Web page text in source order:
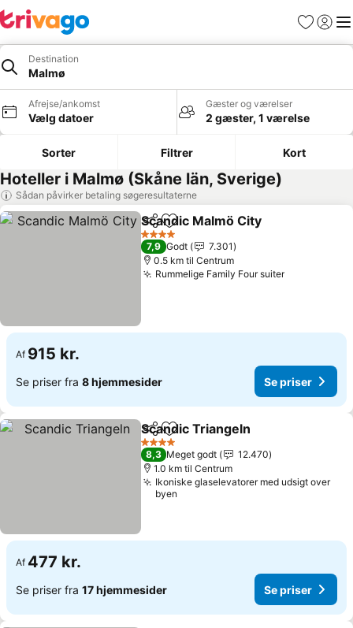
Favoritter
Log ind
Destination
Malmø
Afrejse/ankomst
Vælg datoer
Gæster og værelser
2 gæster, 1 værelse
Sorter Filtrer Kort
Hoteller i Malmø (Skåne län, Sverige)
Sådan påvirker betaling søgeresultaterne
Del Føj til favoritter
Scandic Malmö City
4 Stjerner
7,9 Godt
7.301
0.5 km til Centrum
Rummelige Family Four suiterSe priser
Af 915 kr.
Se priser fra 8 hjemmesider Se priser
Del Føj til favoritter
Scandic Triangeln
4 Stjerner
8,3 Meget godt
12.470
1.0 km til Centrum
Ikoniske glaselevatorer med udsigt over
byen
Af 477 kr.
Se priser fra 17 hjemmesider Se priser